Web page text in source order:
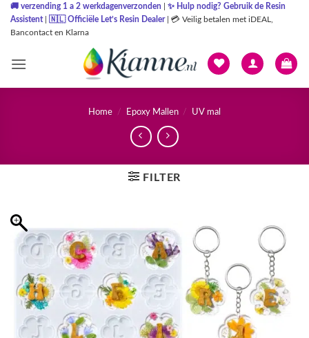
Ga
naar
🚚 verzending 1 a 2 werkdagenverzonden ✨ Hulp nodig? Gebruik de Resin
Assistent
🇳🇱Officiële Let’s Resin Dealer
💳 Veilig betalen met iDEAL,
Bancontact en Klarna
Home / Epoxy Mallen / UV mal
FILTER